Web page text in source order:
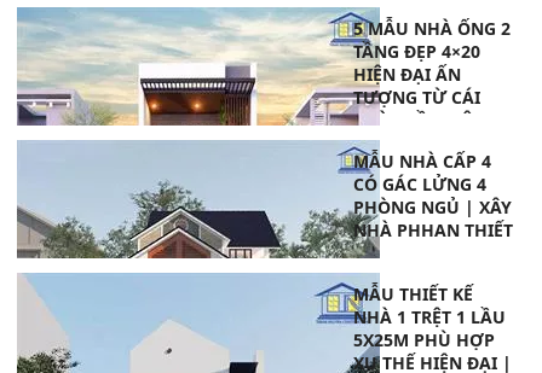
5 MẪU NHÀ ỐNG 2
TẦNG ĐẸP 4×20
HIỆN ĐẠI ẤN
TƯỢNG TỪ CÁI
NHÌN ĐẦU TIÊN |
XÂY DỰNG NHÀ
PHAN THIẾT
MẪU NHÀ CẤP 4
CÓ GÁC LỬNG 4
PHÒNG NGỦ | XÂY
NHÀ PHHAN THIẾT
MẪU THIẾT KẾ
NHÀ 1 TRỆT 1 LẦU
5X25M PHÙ HỢP
XU THẾ HIỆN ĐẠI |